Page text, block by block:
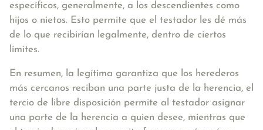
específicos, generalmente, a los descendientes como
hijos o nietos. Esto permite que el testador les dé más
de lo que recibirían legalmente, dentro de ciertos
límites.
En resumen, la legítima garantiza que los herederos
más cercanos reciban una parte justa de la herencia, el
tercio de libre disposición permite al testador asignar
una parte de la herencia a quien desee, mientras que